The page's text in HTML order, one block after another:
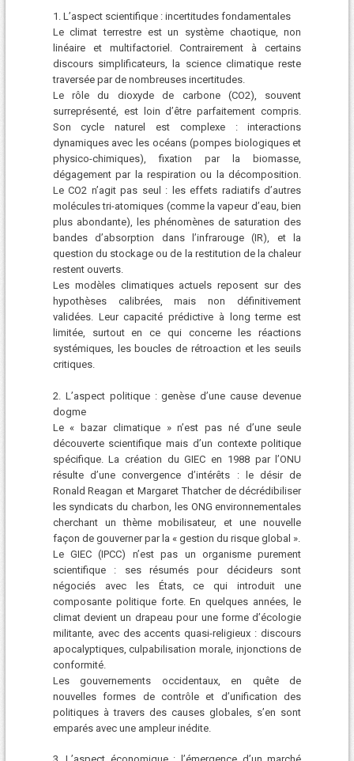
1. L’aspect scientifique : incertitudes fondamentales
Le climat terrestre est un système chaotique, non
linéaire et multifactoriel. Contrairement à certains
discours simplificateurs, la science climatique reste
traversée par de nombreuses incertitudes.
Le rôle du dioxyde de carbone (CO2), souvent
surreprésenté, est loin d’être parfaitement compris.
Son cycle naturel est complexe : interactions
dynamiques avec les océans (pompes biologiques et
physico-chimiques), fixation par la biomasse,
dégagement par la respiration ou la décomposition.
Le CO2 n’agit pas seul : les effets radiatifs d’autres
molécules tri-atomiques (comme la vapeur d’eau, bien
plus abondante), les phénomènes de saturation des
bandes d’absorption dans l’infrarouge (IR), et la
question du stockage ou de la restitution de la chaleur
restent ouverts.
Les modèles climatiques actuels reposent sur des
hypothèses calibrées, mais non définitivement
validées. Leur capacité prédictive à long terme est
limitée, surtout en ce qui concerne les réactions
systémiques, les boucles de rétroaction et les seuils
critiques.
2. L’aspect politique : genèse d’une cause devenue
dogme
Le « bazar climatique » n’est pas né d’une seule
découverte scientifique mais d’un contexte politique
spécifique. La création du GIEC en 1988 par l’ONU
résulte d’une convergence d’intérêts : le désir de
Ronald Reagan et Margaret Thatcher de décrédibiliser
les syndicats du charbon, les ONG environnementales
cherchant un thème mobilisateur, et une nouvelle
façon de gouverner par la « gestion du risque global ».
Le GIEC (IPCC) n’est pas un organisme purement
scientifique : ses résumés pour décideurs sont
négociés avec les États, ce qui introduit une
composante politique forte. En quelques années, le
climat devient un drapeau pour une forme d’écologie
militante, avec des accents quasi-religieux : discours
apocalyptiques, culpabilisation morale, injonctions de
conformité.
Les gouvernements occidentaux, en quête de
nouvelles formes de contrôle et d’unification des
politiques à travers des causes globales, s’en sont
emparés avec une ampleur inédite.